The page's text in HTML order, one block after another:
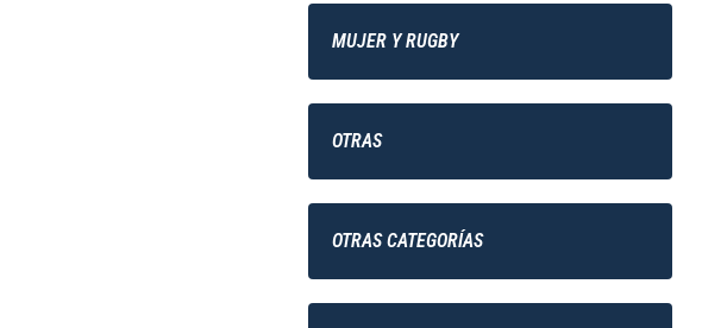
MUJER Y RUGBY
OTRAS
OTRAS CATEGORÍAS